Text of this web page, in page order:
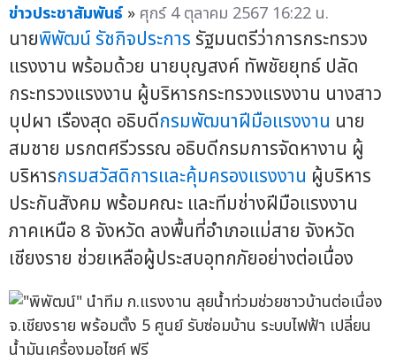
ข่าวประชาสัมพันธ์ » ศุกร์ 4 ตุลาคม 2567 16:22 น.
นายพิพัฒน์ รัชกิจประการ รัฐมนตรีว่าการกระทรวง
แรงงาน พร้อมด้วย นายบุญสงค์ ทัพชัยยุทธ์ ปลัด
กระทรวงแรงงาน ผู้บริหารกระทรวงแรงงาน นางสาว
บุปผา เรืองสุด อธิบดีกรมพัฒนาฝีมือแรงงาน นาย
สมชาย มรกตศรีวรรณ อธิบดีกรมการจัดหางาน ผู้
บริหารกรมสวัสดิการและคุ้มครองแรงงาน ผู้บริหาร
ประกันสังคม พร้อมคณะ และทีมช่างฝีมือแรงงาน
ภาคเหนือ 8 จังหวัด ลงพื้นที่อำเภอแม่สาย จังหวัด
เชียงราย ช่วยเหลือผู้ประสบอุทกภัยอย่างต่อเนื่อง